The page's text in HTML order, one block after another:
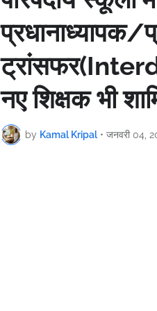
प्रधानाध्यापक/
नए शिक्षक भी
by Kamal Kripal • जनवरी 04,